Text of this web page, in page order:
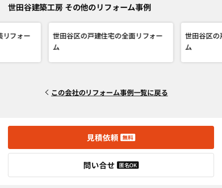
世田谷建築工房 その他のリフォーム事例
リフォー
世田谷区の戸建住宅の全面リフォー
ム
世田谷区の
ム
この会社のリフォーム事例一覧に戻る
見積依頼 無料
問い合せ 匿名OK